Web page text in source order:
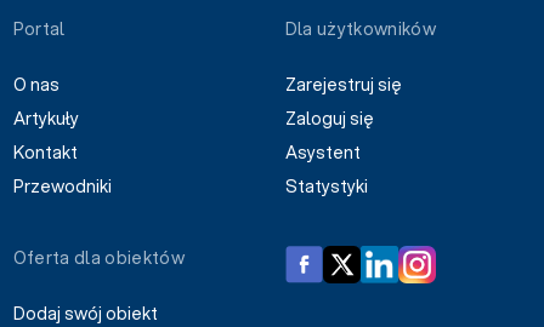
Portal
O nas
Artykuły
Kontakt
Przewodniki
Dla użytkowników
Zarejestruj się
Zaloguj się
Asystent
Statystyki
Oferta dla obiektów
Dodaj swój obiekt